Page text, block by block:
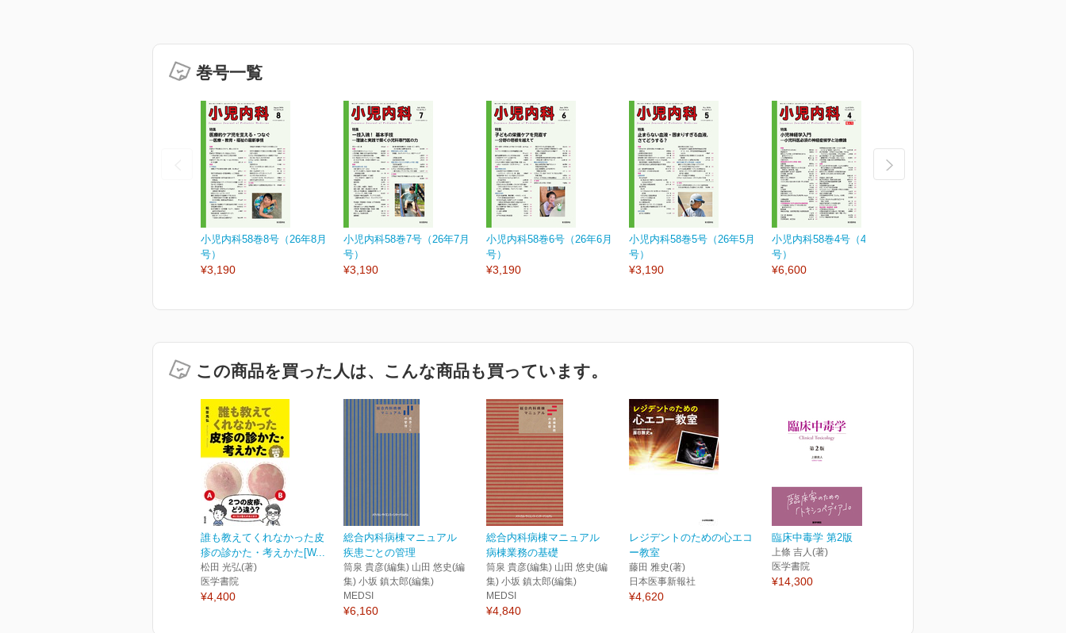
巻号一覧
小児内科58巻8号（26年8月
号）
¥3,190
小児内科58巻7号（26年7月
号）
¥3,190
小児内科58巻6号（26年6月
号）
¥3,190
小児内科58巻5号（26年5月
号）
¥3,190
小児内科58巻4号（4月増大
号）
¥6,600
この商品を買った人は、こんな商品も買っています。
誰も教えてくれなかった皮
疹の診かた・考えかた[W...
松田 光弘(著)
医学書院
¥4,400
総合内科病棟マニュアル
疾患ごとの管理
筒泉 貴彦(編集) 山田 悠史(編
集) 小坂 鎮太郎(編集)
MEDSI
¥6,160
総合内科病棟マニュアル
病棟業務の基礎
筒泉 貴彦(編集) 山田 悠史(編
集) 小坂 鎮太郎(編集)
MEDSI
¥4,840
レジデントのための心エコ
ー教室
藤田 雅史(著)
日本医事新報社
¥4,620
臨床中毒学 第2版
上條 吉人(著)
医学書院
¥14,300